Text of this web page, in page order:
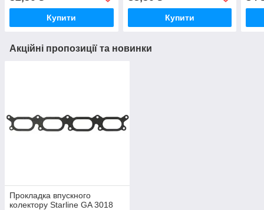
Купити Купити
Акційні пропозиції та новинки
Прокладка впускного
колектору Starline GA 3018